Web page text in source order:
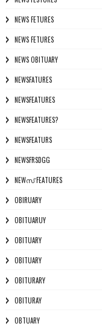
NEWS FETURES
NEWS FETURES
NEWS OBITUARY
NEWSFATURES
NEWSFEATURES
NEWSFEATURES?
NEWSFEATURS
NEWSFRSDGG
NEWസ് FEATURES
OBIRUARY
OBITUARUY
OBITUARY
OBITUARY
OBITURARY
OBITURAY
OBTUARY